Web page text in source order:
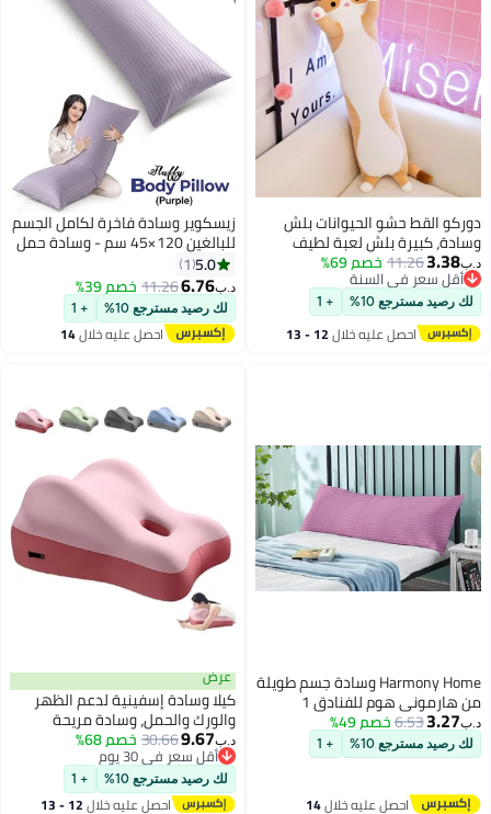
دوركو القط حشو الحيوانات بلش
وسادة، كبيرة بلش لعبة لطيف
الجانب نائم بلش، مريحة الزخرفية
رمي وسادة (برتقالي، 50 سم)
د.ب‏3.38
11.26خصم 69%
أقل سعر في السنة
أقل سعر في السنة
لك رصيد مسترجع 10% + 1
احصل عليه خلال 12 - 13
زيسكوير وسادة فاخرة لكامل الجسم
للبالغين 120×45 سم - وسادة حمل
فائقة النعومة، وسادة دعم طويلة
للجسم لمن ينامون على الجانب،
حشوة من ألياف البوليستر قابلة
للتهوية مع غطاء من القطن، وسادة
عناق للنوم لدعم الظهر والرقبة
5.0
1
د.ب‏6.76
11.26خصم 39%
لك رصيد مسترجع 10% + 1
احصل عليه خلال14
10
Harmony Home وسادة جسم طويلة
من هارموني هوم للفنادق 1
جرام لكل متر مربع ميكروفايبر
بخطوط 1 سم سوبر ناعمة (وردي
د.ب‏3.27
6.53خصم 49%
لك رصيد مسترجع 10% + 1
احصل عليه خلال14
2
عرض
كيلا وسادة إسفينية لدعم الظهر
والورك والحمل، وسادة مريحة
للبالغين للجلوس أو الاستلقاء أو
النوم، تصميم منخفض الارتفاع
(وردي)
د.ب‏9.67
30.66خصم 68%
أقل سعر في 30 يوم
أقل سعر في 30 يوم
لك رصيد مسترجع 10% + 1
احصل عليه خلال 12 - 13